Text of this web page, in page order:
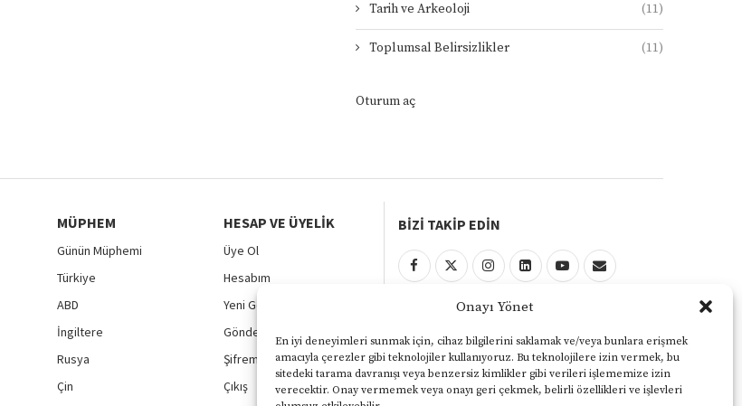
Onayı Yönet
En iyi deneyimleri sunmak için, cihaz bilgilerini saklamak ve/veya bunlara erişmek
amacıyla çerezler gibi teknolojiler kullanıyoruz. Bu teknolojilere izin vermek, bu
sitedeki tarama davranışı veya benzersiz kimlikler gibi verileri işlememize izin
verecektir. Onay vermemek veya onayı geri çekmek, belirli özellikleri ve işlevleri
Tarih ve Arkeoloji (11)
Toplumsal Belirsizlikler (11)
Oturum aç
MÜPHEM
Günün Müphemi
Türkiye
ABD
İngiltere
Rusya
Çin
HESAP VE ÜYELIK
Üye Ol
Hesabım
Yeni Gönderi
Gönderilerim
Şifremi Unuttum
Çıkış
BİZİ TAKİP EDİN
KULLANIM ŞARTLARI
Gizlilik ve Çerezler Politikası
Yasal Uyarı
KVKK Aydınlatma Metni